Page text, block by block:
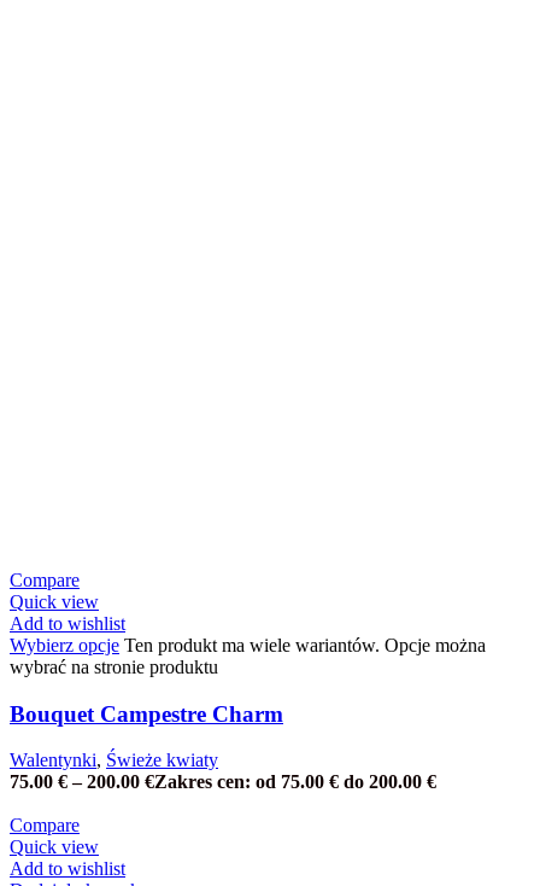
Compare
Quick view
Add to wishlist
Wybierz opcje Ten produkt ma wiele wariantów. Opcje można
wybrać na stronie produktu
Bouquet Campestre Charm
Walentynki, Świeże kwiaty
75.00 € – 200.00 €Zakres cen: od 75.00 € do 200.00 €
Compare
Quick view
Add to wishlist